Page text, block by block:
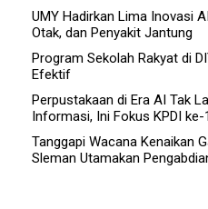
UMY Hadirkan Lima Inovasi
Otak, dan Penyakit Jantung
Program Sekolah Rakyat di
Efektif
Perpustakaan di Era AI Tak
Informasi, Ini Fokus KPDI ke-
Tanggapi Wacana Kenaikan
Sleman Utamakan